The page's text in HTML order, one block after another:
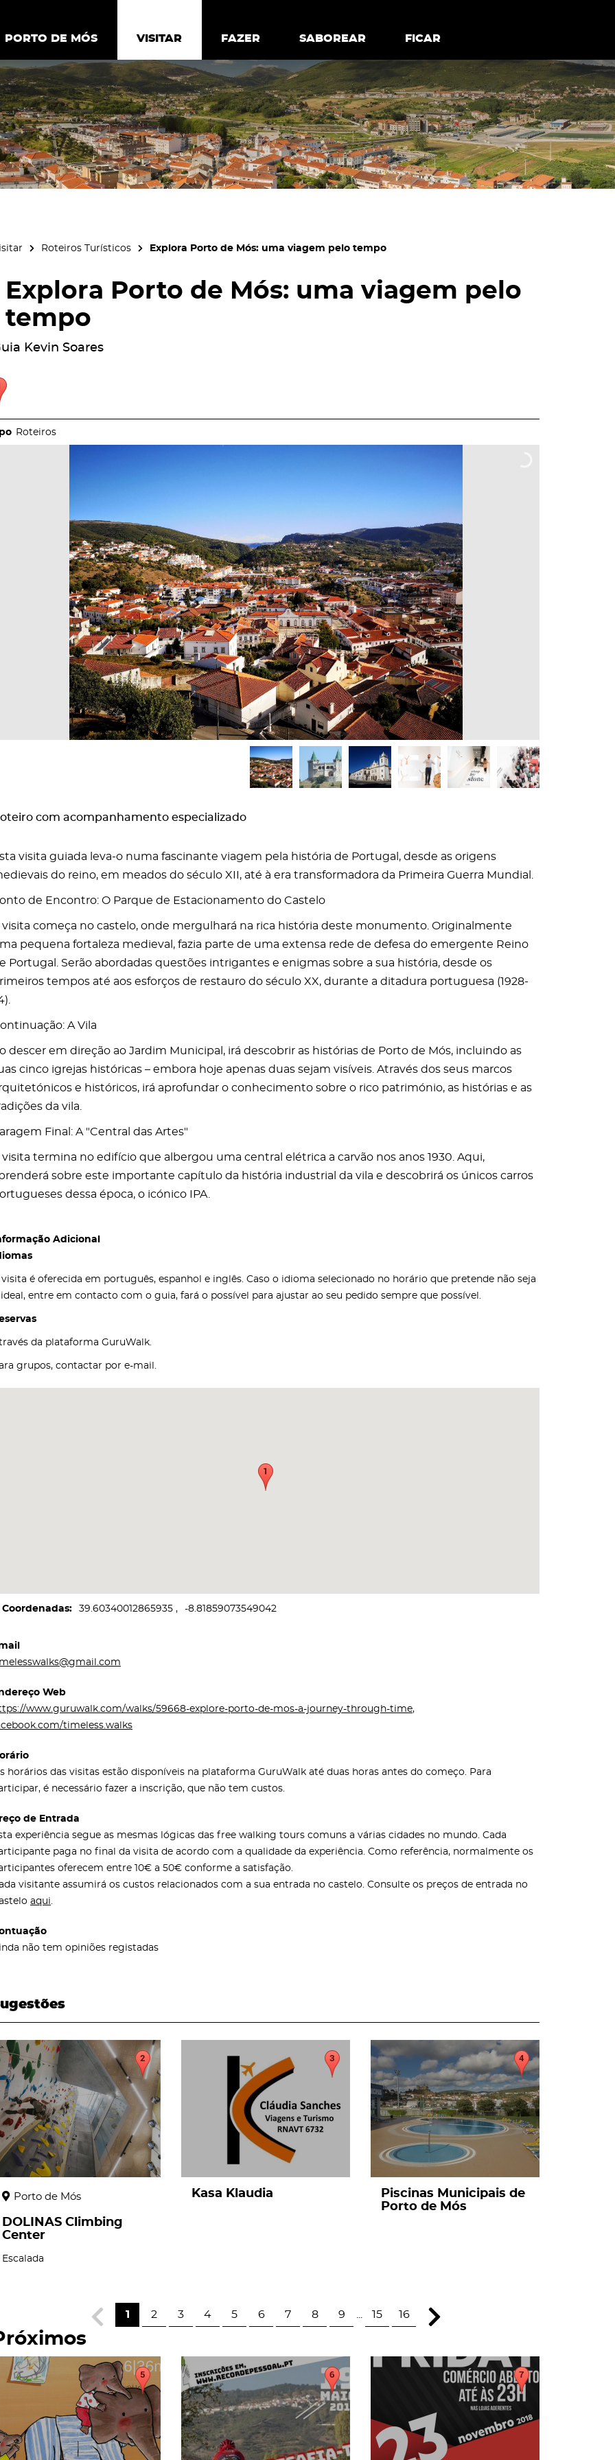
PORTO DE MÓS
VISITAR FAZER SABOREAR FICAR
PORTO DE MÓS VISITAR FAZER SABOREAR FICAR
Roteiros Turísticos Explora Porto de Mós: uma viagem pelo tempo
Explora Porto de Mós: uma viagem pelo
tempo
Kevin Soares
Roteiros
com acompanhamento especializado
visita guiada leva-o numa fascinante viagem pela história de Portugal, desde as origens
do reino, em meados do século XII, até à era transformadora da Primeira Guerra Mundial.
de Encontro: O Parque de Estacionamento do Castelo
visita começa no castelo, onde mergulhará na rica história deste monumento. Originalmente
pequena fortaleza medieval, fazia parte de uma extensa rede de defesa do emergente Reino
Portugal. Serão abordadas questões intrigantes e enigmas sobre a sua história, desde os
tempos até aos esforços de restauro do século XX, durante a ditadura portuguesa (1928-
A Vila
descer em direção ao Jardim Municipal, irá descobrir as histórias de Porto de Mós, incluindo as
cinco igrejas históricas – embora hoje apenas duas sejam visíveis. Através dos seus marcos
e históricos, irá aprofundar o conhecimento sobre o rico património, as histórias e as
da vila.
Final: A "Central das Artes"
visita termina no edifício que albergou uma central elétrica a carvão nos anos 1930. Aqui,
sobre este importante capítulo da história industrial da vila e descobrirá os únicos carros
dessa época, o icónico IPA.
Adicional
visita é oferecida em português, espanhol e inglês. Caso o idioma selecionado no horário que pretende não seja
entre em contacto com o guia, fará o possível para ajustar ao seu pedido sempre que possível.
da plataforma GuruWalk.
grupos, contactar por e-mail.
Coordenadas 39.60340012865935 -8.81859073549042
Web
www.guruwalk.com/walks/59668-explore-porto-de-mos-a-journey-through-time,
timeless.walks
horários das visitas estão disponíveis na plataforma GuruWalk até duas horas antes do começo. Para
é necessário fazer a inscrição, que não tem custos.
de Entrada
experiência segue as mesmas lógicas das free walking tours comuns a várias cidades no mundo. Cada
paga no final da visita de acordo com a qualidade da experiência. Como referência, normalmente os
oferecem entre 10€ a 50€ conforme a satisfação.
visitante assumirá os custos relacionados com a sua entrada no castelo. Consulte os preços de entrada no
aqui.
não tem opiniões registadas
Porto de Mós
DOLINAS Climbing
Center
Escalada
Kasa Klaudia
page
Piscinas Municipais de
Porto de Mós
1 2 3 4 5 6 7 8 9 15 16